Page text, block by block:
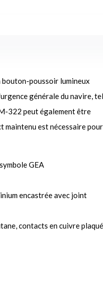
bouton-poussoir lumineux
générale du navire, tel
322 peut également être
maintenu est nécessaire pour
GEA
encastrée avec joint
contacts en cuivre plaqué